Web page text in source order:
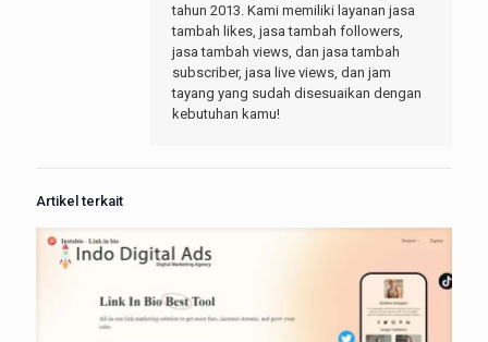
tahun 2013. Kami memiliki layanan jasa
tambah likes, jasa tambah followers,
jasa tambah views, dan jasa tambah
subscriber, jasa live views, dan jam
tayang yang sudah disesuaikan dengan
kebutuhan kamu!
Artikel terkait